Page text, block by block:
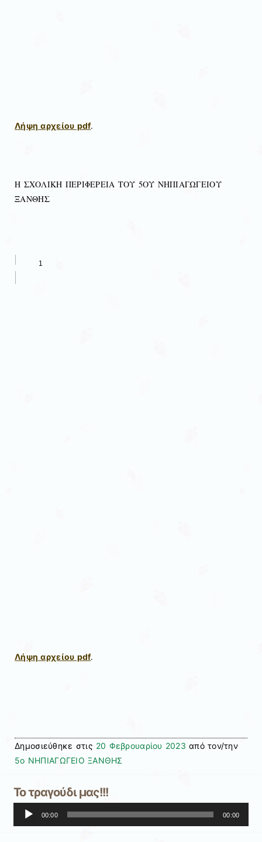
Λήψη αρχείου pdf.
Η ΣΧΟΛΙΚΗ ΠΕΡΙΦΕΡΕΙΑ ΤΟΥ 5ΟΥ ΝΗΠΙΑΓΩΓΕΙΟΥ
ΞΑΝΘΗΣ
Λήψη αρχείου pdf.
Δημοσιεύθηκε στις 20 Φεβρουαρίου 2023 από τον/την
5ο ΝΗΠΙΑΓΩΓΕΙΟ ΞΑΝΘΗΣ
Το τραγούδι μας!!!
00:00 00:00